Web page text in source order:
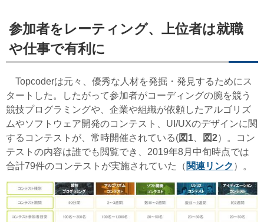
参加者をレーティング、上位者は就職
や仕事で有利に
Topcoderは元々、優秀な人材を発掘・発見するためにス
タートした。したがって参加者がコーディングの腕を競う
競技プログラミングや、企業や組織が依頼したアルゴリズ
ムやソフトウェア開発のコンテスト、UI/UXのデザインに関
するコンテストが、常時開催されている(図1、 図2）。コン
テストの内容は誰でも閲覧でき、2019年8月中旬時点では
合計79件のコンテストが実施されていた（ 関連リンク ）。